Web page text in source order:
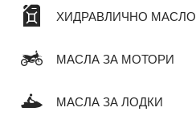
ХИДРАВЛИЧНО МАСЛО
МАСЛА ЗА МОТОРИ
МАСЛА ЗА ЛОДКИ